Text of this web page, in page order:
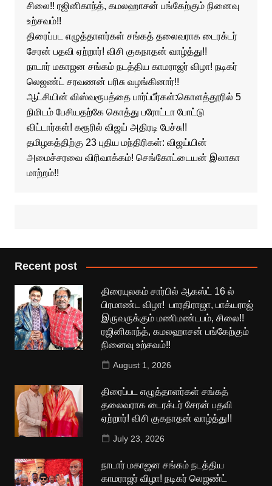
சிலை!! ரஜினிகாந்த், கமலஹாசன் பங்கேற்கும் நினைவு
உற்சவம்!!
திரைப்பட எழுத்தாளர்கள் சங்கத் தலைவராக டைரக்டர்
சேரன் பதவி ஏற்றார்! விசி குகநாதன் வாழ்த்து!!
நாடார் மகாஜன சங்கம் நடத்திய காமராஜர் விழா! நடிகர்
லெஜண்ட் சரவணன் பரிசு வழங்கினார்!!
ஆட்சியின் விஸ்வரூபத்தை பார்ப்பீர்கள்:கொளத்தூரில் 5
நிமிடம் பேசியதற்கே கொத்து பரோட்டா போட்டு
விட்டார்கள்! கரூரில் விஜய் அதிரடி பேச்சு!!
தமிழகத்திற்கு 23 புதிய மந்திரிகள்: விஜய்யின்
அமைச்சரவை விரிவாக்கம்! செங்கோட்டையன் இலாகா
மாற்றம்!!
Recent post
திரையுலகம் சார்பில் ஆகஸ்ட் 16 ல்
பிரமாண்ட விழா! பாரதிராஜா, பாக்யராஜ்
இருவருக்கும் மணிமண்டபம், சிலை!!
ரஜினிகாந்த், கமலஹாசன் பங்கேற்கும்
நினைவு உற்சவம்!!
August 1, 2026
திரைப்பட எழுத்தாளர்கள் சங்கத்
தலைவராக டைரக்டர் சேரன் பதவி
ஏற்றார்! விசி குகநாதன் வாழ்த்து!!
July 23, 2026
நாடார் மகாஜன சங்கம் நடத்திய
காமராஜர் விழா! நடிகர் லெஜண்ட்